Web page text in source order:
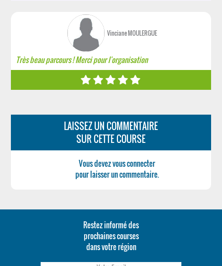
Vinciane MOULERGUE
Très beau parcours ! Merci pour l'organisation
LAISSEZ UN COMMENTAIRE
SUR CETTE COURSE
Vous devez vous connecter
pour laisser un commentaire.
Restez informé des
prochaines courses
dans votre région